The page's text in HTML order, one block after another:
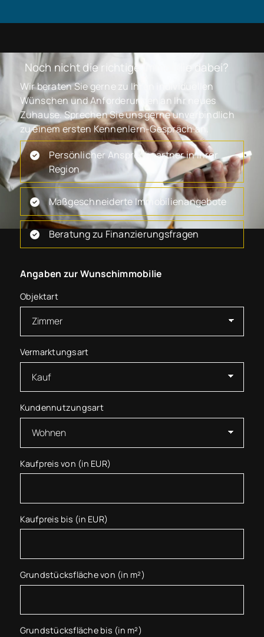
Noch nicht die richtige Immobilie dabei?
Wir beraten Sie gerne zu Ihren individuellen
Wünschen und Anforderungen an Ihr neues
Zuhause. Sprechen Sie uns gerne unverbindlich
zu einem ersten Kennenlern-Gespräch an.
Persönlicher Ansprechpartner in Ihrer
Region
Maßgeschneiderte Immobilienangebote
Beratung zu Finanzierungsfragen
Angaben zur Wunschimmobilie
Objektart
Vermarktungsart
Kundennutzungsart
Kaufpreis von (in EUR)
Kaufpreis bis (in EUR)
Grundstücksfläche von (in m²)
Grundstücksfläche bis (in m²)